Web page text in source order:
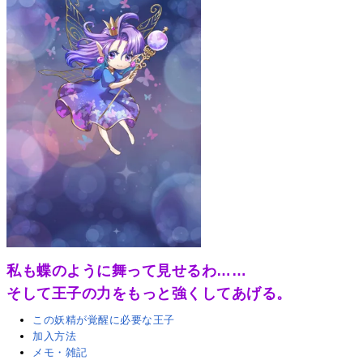
私も蝶のように舞って見せるわ……
そして王子の力をもっと強くしてあげる。
この妖精が覚醒に必要な王子
加入方法
メモ・雑記